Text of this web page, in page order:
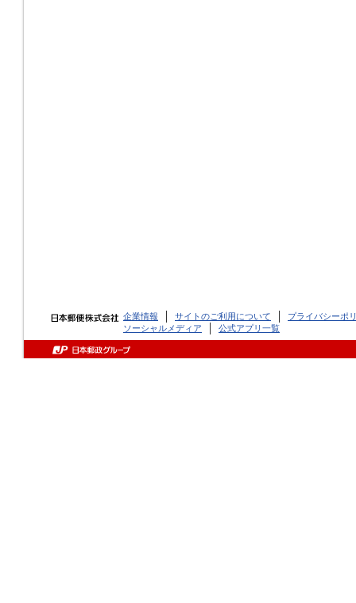
企業情報 サイトのご利用について
プライバシーポ
ソーシャルメディア
公式アプリ一覧